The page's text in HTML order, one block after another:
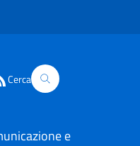
Cerca
e dati